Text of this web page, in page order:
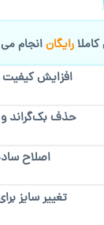
دهید.
جهت ثبت یا پیگیری
برای ارسال پیام
رایگانانجام
افزایش
حذف بک‌گراند و
اصلاح
تغییر سایز